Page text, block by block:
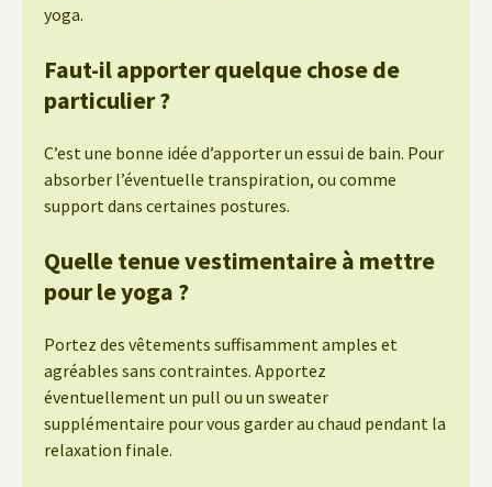
yoga.
Faut-il apporter quelque chose de
particulier ?
C’est une bonne idée d’apporter un essui de bain. Pour
absorber l’éventuelle transpiration, ou comme
support dans certaines postures.
Quelle tenue vestimentaire à mettre
pour le yoga ?
Portez des vêtements suffisamment amples et
agréables sans contraintes. Apportez
éventuellement un pull ou un sweater
supplémentaire pour vous garder au chaud pendant la
relaxation finale.